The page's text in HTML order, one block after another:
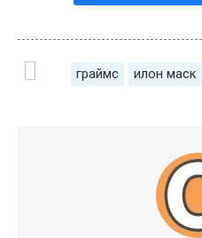
граймс илон маск